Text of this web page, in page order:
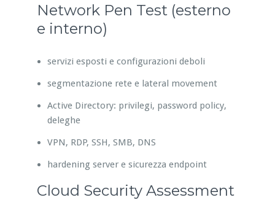
Network Pen Test (esterno
e interno)
servizi esposti e configurazioni deboli
segmentazione rete e lateral movement
Active Directory: privilegi, password policy,
deleghe
VPN, RDP, SSH, SMB, DNS
hardening server e sicurezza endpoint
Cloud Security Assessment